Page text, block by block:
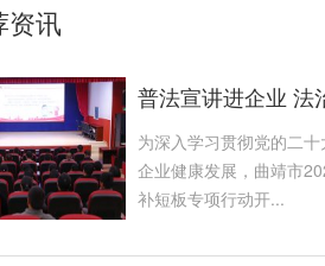
资讯
普法宣讲进企业 法
展
为深入学习贯彻党的二
企业健康发展，曲靖市
补短板专项行动开...